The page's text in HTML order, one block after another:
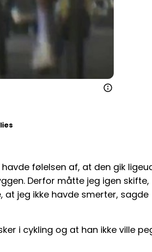
følelsen af, at den gik
Derfor måtte jeg igen skifte,
jeg ikke havde smerter, sagde
i cykling og at han ikke ville